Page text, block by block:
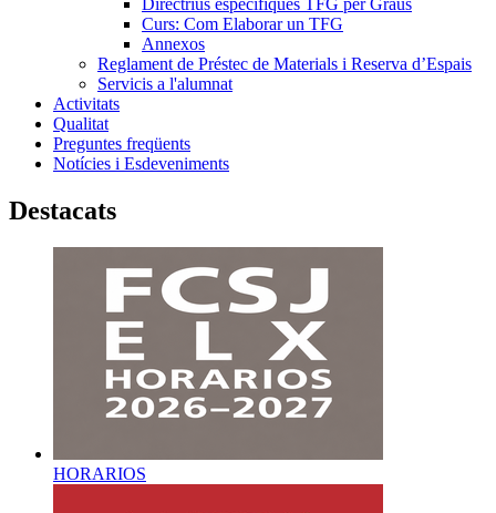
Curs: Com Elaborar un TFG
Annexos
Reglament de Préstec de Materials i Reserva d’Espais
Servicis a l'alumnat
Activitats
Qualitat
Preguntes freqüents
Notícies i Esdeveniments
Destacats
HORARIOS